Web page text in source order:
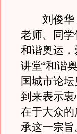
刘俊华：
老师、同
和谐奥运
讲堂“和谐
国城市论
到来表示
在于大众
承这一宗